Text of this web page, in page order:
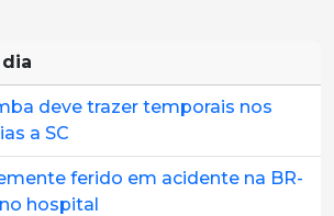
deve trazer temporais nos
a SC
ferido em acidente na BR-
hospital